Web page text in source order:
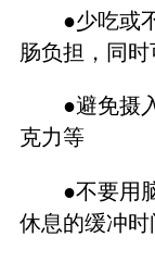
●少吃或
肠负担，同
●避免摄
克力等
●不要用
休息的缓冲时